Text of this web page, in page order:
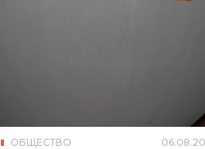
ОБЩЕСТВО 06.08.